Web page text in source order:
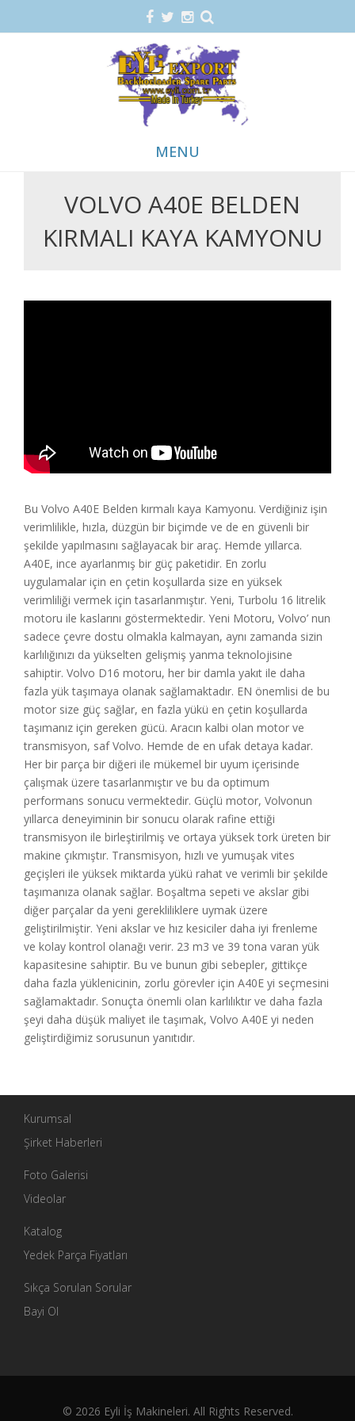
MENU
content
VOLVO A40E BELDEN
KIRMALI KAYA KAMYONU
Bu Volvo A40E Belden kırmalı kaya Kamyonu. Verdiğiniz işin
verimlilikle, hızla, düzgün bir biçimde ve de en güvenli bir
şekilde yapılmasını sağlayacak bir araç. Hemde yıllarca.
A40E, ince ayarlanmış bir güç paketidir. En zorlu
uygulamalar için en çetin koşullarda size en yüksek
verimliliği vermek için tasarlanmıştır. Yeni, Turbolu 16 litrelik
motoru ile kaslarını göstermektedir. Yeni Motoru, Volvo’ nun
sadece çevre dostu olmakla kalmayan, aynı zamanda sizin
karlılığınızı da yükselten gelişmiş yanma teknolojisine
sahiptir. Volvo D16 motoru, her bir damla yakıt ile daha
fazla yük taşımaya olanak sağlamaktadır. EN önemlisi de bu
motor size güç sağlar, en fazla yükü en çetin koşullarda
taşımanız için gereken gücü. Aracın kalbi olan motor ve
transmisyon, saf Volvo. Hemde de en ufak detaya kadar.
Her bir parça bir diğeri ile mükemel bir uyum içerisinde
çalışmak üzere tasarlanmıştır ve bu da optimum
performans sonucu vermektedir. Güçlü motor, Volvonun
yıllarca deneyiminin bir sonucu olarak rafine ettiği
transmisyon ile birleştirilmiş ve ortaya yüksek tork üreten bir
makine çıkmıştır. Transmisyon, hızlı ve yumuşak vites
geçişleri ile yüksek miktarda yükü rahat ve verimli bir şekilde
taşımanıza olanak sağlar. Boşaltma sepeti ve akslar gibi
diğer parçalar da yeni gerekliliklere uymak üzere
geliştirilmiştir. Yeni akslar ve hız kesiciler daha iyi frenleme
ve kolay kontrol olanağı verir. 23 m3 ve 39 tona varan yük
kapasitesine sahiptir. Bu ve bunun gibi sebepler, gittikçe
daha fazla yüklenicinin, zorlu görevler için A40E yi seçmesini
sağlamaktadır. Sonuçta önemli olan karlılıktır ve daha fazla
şeyi daha düşük maliyet ile taşımak, Volvo A40E yi neden
geliştirdiğimiz sorusunun yanıtıdır.
Kurumsal
Şirket Haberleri
Foto Galerisi
Videolar
Katalog
Yedek Parça Fiyatları
Sıkça Sorulan Sorular
Bayi Ol
© 2026 Eyli İş Makineleri. All Rights Reserved.